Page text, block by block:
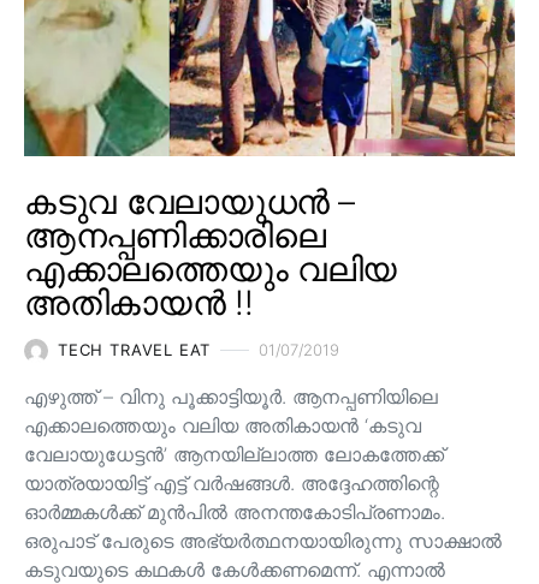
കടുവ വേലായുധൻ –
ആനപ്പണിക്കാരിലെ
എക്കാലത്തെയും വലിയ
അതികായൻ !!
TECH TRAVEL EAT 01/07/2019
എഴുത്ത് – വിനു പൂക്കാട്ടിയൂർ. ആനപ്പണിയിലെ
എക്കാലത്തെയും വലിയ അതികായൻ ‘കടുവ
വേലായുധേട്ടൻ’ ആനയില്ലാത്ത ലോകത്തേക്ക്
യാത്രയായിട്ട് എട്ട് വർഷങ്ങൾ. അദ്ദേഹത്തിന്റെ
ഓർമ്മകൾക്ക് മുൻപിൽ അനന്തകോടിപ്രണാമം.
ഒരുപാട് പേരുടെ അഭ്യർത്ഥനയായിരുന്നു സാക്ഷാൽ
കടുവയുടെ കഥകൾ കേൾക്കണമെന്ന്. എന്നാൽ